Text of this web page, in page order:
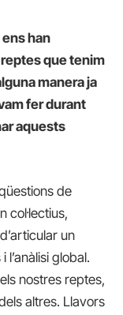
han
que tenim
manera ja
fer durant
aquests
de
col·lectius,
un
global.
nostres reptes,
altres. Llavors